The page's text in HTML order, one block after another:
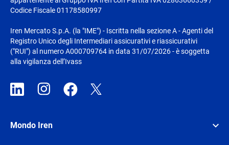
Codice Fiscale 01178580997
Iren Mercato S.p.A. (la "IME") - Iscritta nella sezione A - Agenti del
Registro Unico degli Intermediari assicurativi e riassicurativi
("RUI") al numero A000709764 in data 31/07/2026 - è soggetta
alla vigilanza dell’Ivass
Mondo Iren